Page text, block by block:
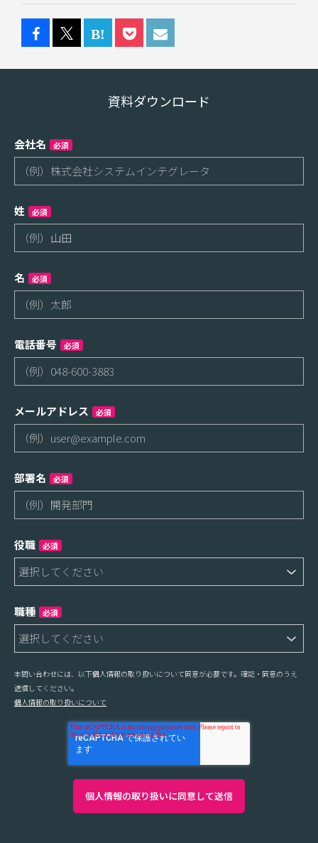
資料ダウンロード
会社名 必須
姓 必須
名 必須
電話番号 必須
メールアドレス 必須
部署名 必須
役職 必須
職種 必須
本問い合わせには、以下個人情報の取り扱いについて同意が必要です。確認・同意のうえ
送信してください。
個人情報の取り扱いについて